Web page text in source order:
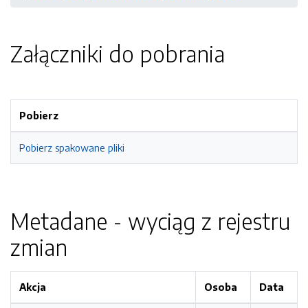
Załączniki do pobrania
Pobierz
Pobierz spakowane pliki
Metadane - wyciąg z rejestru
zmian
Akcja Osoba Data